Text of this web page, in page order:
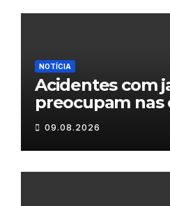
NOTÍCIA
Acidentes com
preocupam nas
Trás-os-Montes
09.08.2026